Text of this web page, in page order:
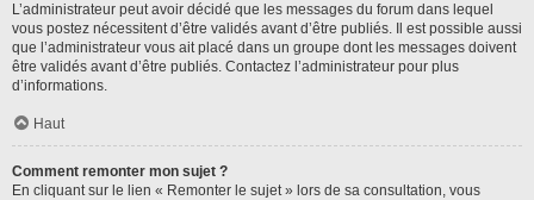
L’administrateur peut avoir décidé que les messages du forum dans lequel
vous postez nécessitent d’être validés avant d’être publiés. Il est possible aussi
que l’administrateur vous ait placé dans un groupe dont les messages doivent
être validés avant d’être publiés. Contactez l’administrateur pour plus
d’informations.
Haut
Comment remonter mon sujet ?
En cliquant sur le lien « Remonter le sujet » lors de sa consultation, vous